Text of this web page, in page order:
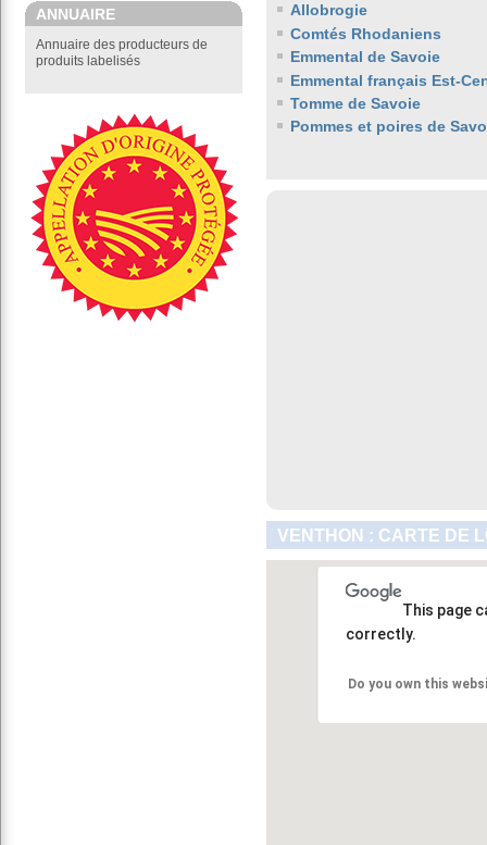
ANNUAIRE
Annuaire des producteurs de
produits labelisés
Allobrogie
Comtés Rhodaniens
Emmental de Savoie
Emmental français Est-
Tomme de Savoie
Pommes et poires de
VENTHON : CARTE DE
This page
correctly.
Do you own this